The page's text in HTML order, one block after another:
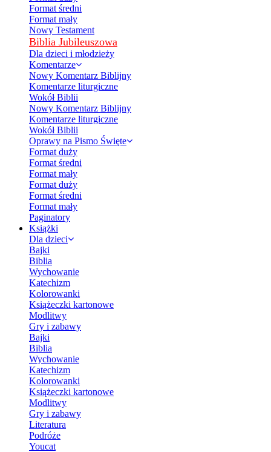
Format średni
Format mały
Nowy Testament
Biblia Jubileuszowa
Dla dzieci i młodzieży
Komentarze
Nowy Komentarz Biblijny
Komentarze liturgiczne
Wokół Biblii
Nowy Komentarz Biblijny
Komentarze liturgiczne
Wokół Biblii
Oprawy na Pismo Święte
Format duży
Format średni
Format mały
Format duży
Format średni
Format mały
Paginatory
Książki
Dla dzieci
Bajki
Biblia
Wychowanie
Katechizm
Kolorowanki
Książeczki kartonowe
Modlitwy
Gry i zabawy
Bajki
Biblia
Wychowanie
Katechizm
Kolorowanki
Książeczki kartonowe
Modlitwy
Gry i zabawy
Literatura
Podróże
Youcat